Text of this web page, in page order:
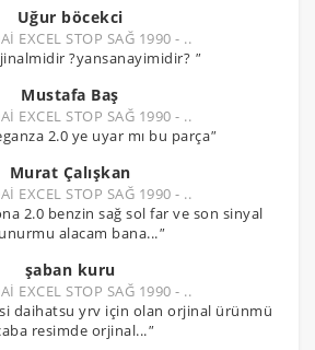
Uğur böcekci
EXCEL STOP SAĞ 1990 - ..
?yansanayimidir? "
Mustafa Baş
EXCEL STOP SAĞ 1990 - ..
2.0 ye uyar mı bu parça"
Murat Çalışkan
EXCEL STOP SAĞ 1990 - ..
2.0 benzin sağ sol far ve son sinyal
alacam bana..."
şaban kuru
EXCEL STOP SAĞ 1990 - ..
daihatsu yrv için olan orjinal ürünmü
resimde orjinal..."